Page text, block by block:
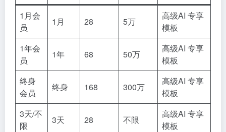
1月会
员
1月 28 5万
高级AI 专享
模板
1年会
员
1年 68 50万
高级AI 专享
模板
终身
会员
终身 168 300万
高级AI 专享
模板
3天/不
限
3天 28 不限
高级AI 专享
模板